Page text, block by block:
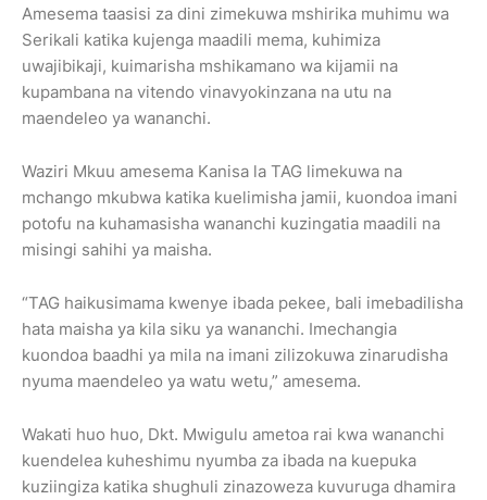
Amesema taasisi za dini zimekuwa mshirika muhimu wa
Serikali katika kujenga maadili mema, kuhimiza
uwajibikaji, kuimarisha mshikamano wa kijamii na
kupambana na vitendo vinavyokinzana na utu na
maendeleo ya wananchi.
Waziri Mkuu amesema Kanisa la TAG limekuwa na
mchango mkubwa katika kuelimisha jamii, kuondoa imani
potofu na kuhamasisha wananchi kuzingatia maadili na
misingi sahihi ya maisha.
“TAG haikusimama kwenye ibada pekee, bali imebadilisha
hata maisha ya kila siku ya wananchi. Imechangia
kuondoa baadhi ya mila na imani zilizokuwa zinarudisha
nyuma maendeleo ya watu wetu,” amesema.
Wakati huo huo, Dkt. Mwigulu ametoa rai kwa wananchi
kuendelea kuheshimu nyumba za ibada na kuepuka
kuziingiza katika shughuli zinazoweza kuvuruga dhamira